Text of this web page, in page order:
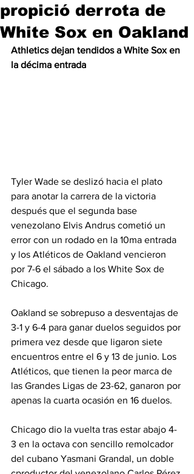
propició derrota de
White Sox en Oakland
Athletics dejan tendidos a White Sox en
la décima entrada
Tyler Wade se deslizó hacia el plato
para anotar la carrera de la victoria
después que el segunda base
venezolano Elvis Andrus cometió un
error con un rodado en la 10ma entrada
y los Atléticos de Oakland vencieron
por 7-6 el sábado a los White Sox de
Chicago.
Oakland se sobrepuso a desventajas de
3-1 y 6-4 para ganar duelos seguidos por
primera vez desde que ligaron siete
encuentros entre el 6 y 13 de junio. Los
Atléticos, que tienen la peor marca de
las Grandes Ligas de 23-62, ganaron por
apenas la cuarta ocasión en 16 duelos.
Chicago dio la vuelta tras estar abajo 4-
3 en la octava con sencillo remolcador
del cubano Yasmani Grandal, un doble